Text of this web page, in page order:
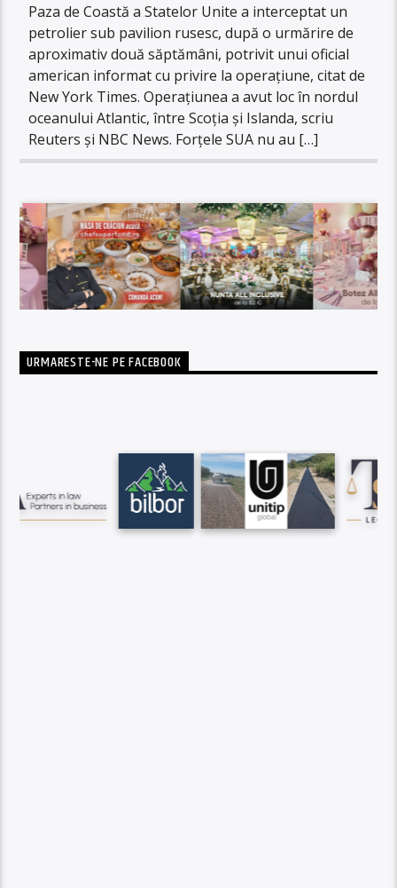
Paza de Coastă a Statelor Unite a interceptat un
petrolier sub pavilion rusesc, după o urmărire de
aproximativ două săptămâni, potrivit unui oficial
american informat cu privire la operațiune, citat de
New York Times. Operațiunea a avut loc în nordul
oceanului Atlantic, între Scoția și Islanda, scriu
Reuters și NBC News. Forțele SUA nu au […]
URMARESTE-NE PE FACEBOOK